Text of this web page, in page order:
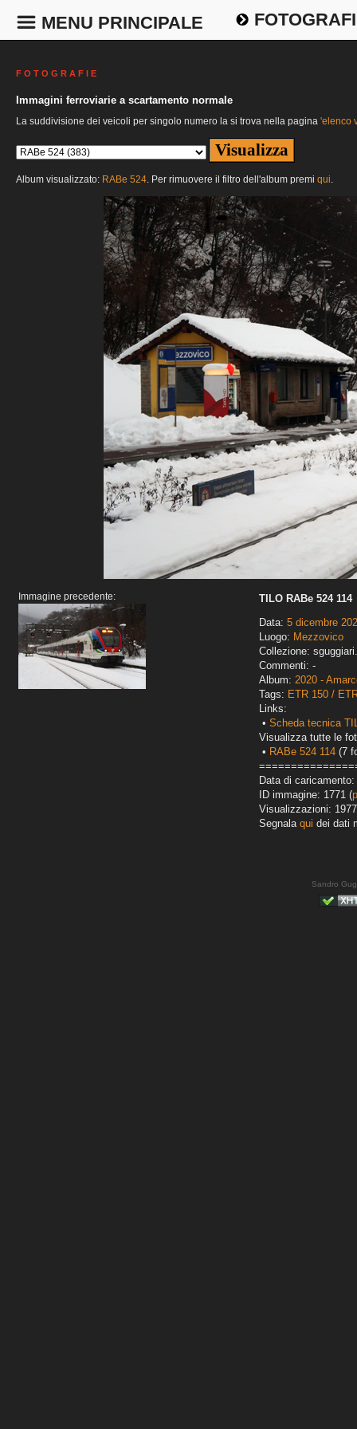
MENU PRINCIPALE
F O T O G R A F I E
Immagini ferroviarie a scartamento normale
La suddivisione dei veicoli per singolo numero la si trova nella pagina 'elenco
Album visualizzato: RABe 524. Per rimuovere il filtro dell'album premi qui.
Immagine precedente:
TILO RABe 524 114
Data: 5 dicembre
Luogo: Mezzovico
Collezione:
Commenti: -
Album: 2020 -
Tags: ETR 150 /
Links:
• Scheda tecnica
Visualizza tutte le
• RABe 524 114 (7
Data di
ID immagine: 1771 (
Visualizzazioni: 1977
Segnala qui dei dati
Sandro